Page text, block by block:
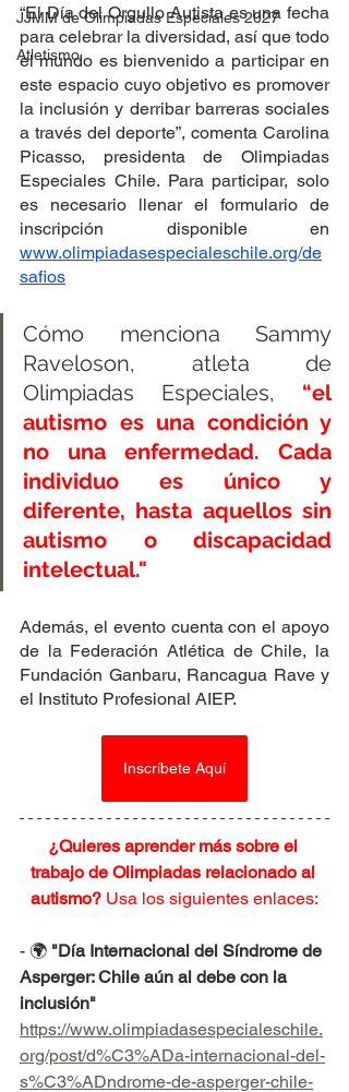
JJMM de Olimpiadas Especiales 2027
Atletismo
“El Día del Orgullo Autista es una fecha
para celebrar la diversidad, así que todo
el mundo es bienvenido a participar en
este espacio cuyo objetivo es promover
la inclusión y derribar barreras sociales
a través del deporte”, comenta Carolina
Picasso, presidenta de Olimpiadas
Especiales Chile. Para participar, solo
es necesario llenar el formulario de
www.olimpiadasespecialeschile.org/de
safios
Cómo menciona Sammy
Raveloson, atleta de
Olimpiadas Especiales, “el
autismo es una condición y
no una enfermedad. Cada
individuo es único y
diferente, hasta aquellos sin
autismo o discapacidad
intelectual."
Además, el evento cuenta con el apoyo
de la Federación Atlética de Chile, la
Fundación Ganbaru, Rancagua Rave y
el Instituto Profesional AIEP.
Inscríbete Aquí
¿Quieres aprender más sobre el
trabajo de Olimpiadas relacionado al
autismo? Usa los siguientes enlaces:
- 🌍 "Día Internacional del Síndrome de
Asperger: Chile aún al debe con la
inclusión"
https://www.olimpiadasespecialeschile.
org/post/d%C3%ADa-internacional-del-
s%C3%ADndrome-de-asperger-chile-